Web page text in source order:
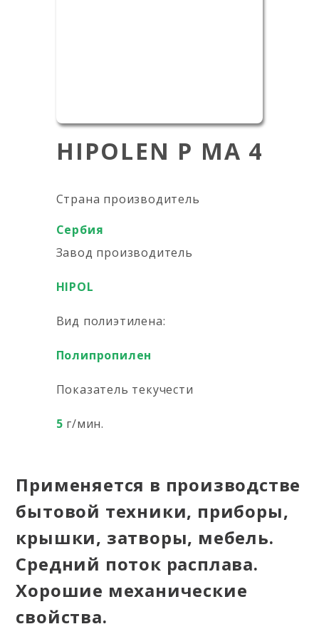
HIPOLEN P MA 4
Страна производитель
Сербия
Завод производитель
HIPOL
Вид полиэтилена:
Полипропилен
Показатель текучести
5 г/мин.
Применяется в производстве
бытовой техники, приборы,
крышки, затворы, мебель.
Средний поток расплава.
Хорошие механические
свойства.